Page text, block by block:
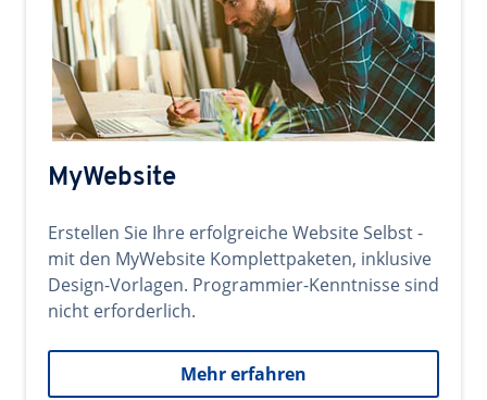
MyWebsite
Erstellen Sie Ihre erfolgreiche Website Selbst -
mit den MyWebsite Komplettpaketen, inklusive
Design-Vorlagen. Programmier-Kenntnisse sind
nicht erforderlich.
Mehr erfahren